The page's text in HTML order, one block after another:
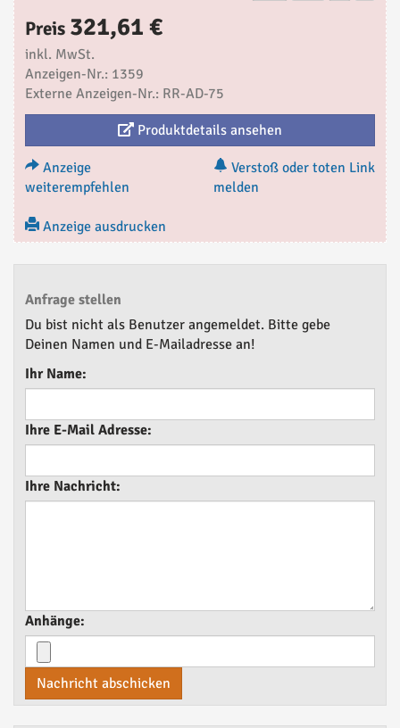
Preis 321,61 €
inkl. MwSt.
Anzeigen-Nr.: 1359
Externe Anzeigen-Nr.: RR-AD-75
Produktdetails ansehen
Anzeige
weiterempfehlen
Verstoß oder toten Link
melden
Anzeige ausdrucken
Anfrage stellen
Du bist nicht als Benutzer angemeldet. Bitte gebe
Deinen Namen und E-Mailadresse an!
Ihr Name:
Ihre E-Mail Adresse:
Ihre Nachricht:
Anhänge:
Nachricht abschicken